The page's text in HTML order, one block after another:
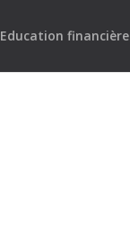
Education financière